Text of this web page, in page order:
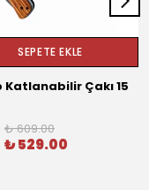
SEPETE EKLE
Katlanabilir Çakı 15
₺ 609.00
₺ 529.00